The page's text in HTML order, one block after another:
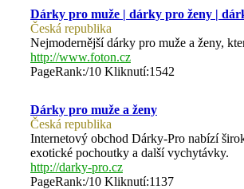
Dárky pro muže | dárky pro ženy |
Česká republika
Nejmodernější dárky pro muže a ženy,
http://www.foton.cz
PageRank:/10 Kliknutí:1542
Dárky pro muže a ženy
Česká republika
Internetový obchod Dárky-Pro nabízí
exotické pochoutky a další vychytávky.
http://darky-pro.cz
PageRank:/10 Kliknutí:1137